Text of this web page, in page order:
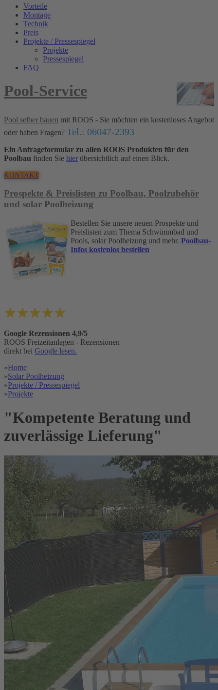
Vorteile
Montage
Technik
Preis
Projekte / Pressespiegel
Projekte
Pressespiegel
FAQ
Pool-Service
Pool selber bauen mit ROOS - Sie möchten ein kostenloses Angebot
oder haben Fragen? Tel.: 06047-2393
Ein Anfrageformular zu allen ROOS Produkten für den
Poolbau finden Sie hier übersichtlich auf einen Blick.
KONTAKT
Prospekte & Preislisten zu Poolbau, Poolzubehör
und solar Poolheizung
Bestellen Sie unsere neuen Prospekte und
Preislisten zum Thema Schwimmbad und
Pools, solar Poolheizung und mehr. Poolbau-
Infos kostenlos bestellen
Google Rezensionen 4,9/5
ROOS Freizeitanlagen - Rezensionen
direkt bei Google lesen.
»Home
»Solar Poolheizung
»Projekte / Pressespiegel
»Projekte
"Kompetente Beratung und
zuverlässige Lieferung"